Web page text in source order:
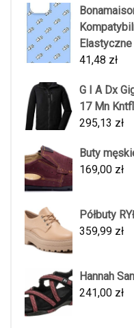
41,48 zł
G I A Dx
17 Mn
295,13 zł
Buty
169,00 zł
Półbuty
359,99 zł
Hannah
241,00 zł